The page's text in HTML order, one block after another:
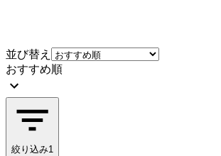
並び替え
おすすめ順
絞り込み1